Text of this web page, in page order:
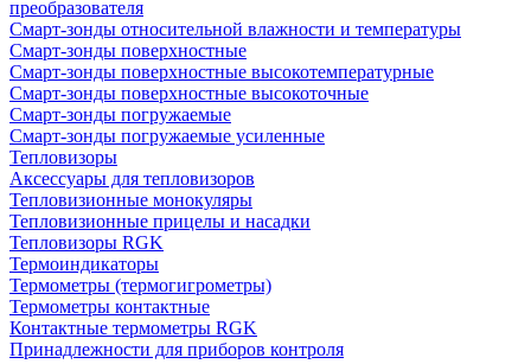
преобразователя
Смарт-зонды относительной влажности и температуры
Смарт-зонды поверхностные
Смарт-зонды поверхностные высокотемпературные
Смарт-зонды поверхностные высокоточные
Смарт-зонды погружаемые
Смарт-зонды погружаемые усиленные
Тепловизоры
Аксессуары для тепловизоров
Тепловизионные монокуляры
Тепловизионные прицелы и насадки
Тепловизоры RGK
Термоиндикаторы
Термометры (термогигрометры)
Термометры контактные
Контактные термометры RGK
Принадлежности для приборов контроля